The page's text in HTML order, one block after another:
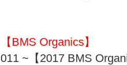
【BMS Organics】
011 ~【2017 BMS